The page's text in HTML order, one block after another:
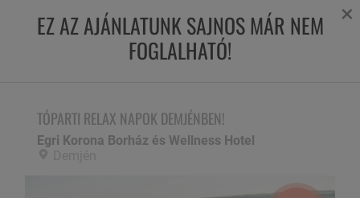
TÓPARTI RELAX NAPOK DEMJÉNBEN!
EZ AZ AJÁNLATUNK SAJNOS MÁR NEM
FOGLALHATÓ!
×
TÓPARTI RELAX NAPOK DEMJÉNBEN!
Egri Korona Borház és Wellness Hotel